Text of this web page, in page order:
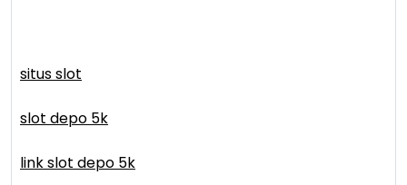
situs slot
slot depo 5k
link slot depo 5k